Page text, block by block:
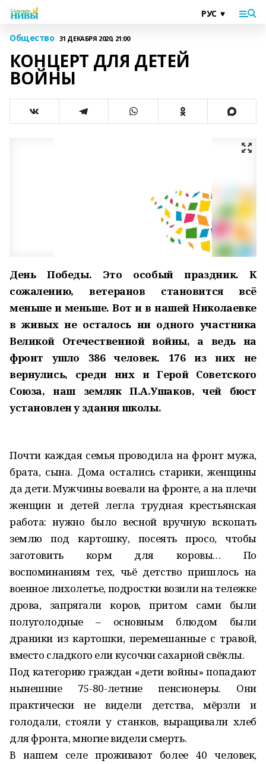
Общество 31 ДЕКАБРЯ 2020, 21:00
КОНЦЕРТ ДЛЯ ДЕТЕЙ
ВОЙНЫ
День Победы. Это особый праздник. К
сожалению, ветеранов становится всё
меньше и меньше. Вот и в нашей Николаевке
в живых не осталось ни одного участника
Великой Отечественной войны, а ведь на
фронт ушло 386 человек. 176 из них не
вернулись, среди них и Герой Советского
Союза, наш земляк П.А.Ушаков, чей бюст
установлен у здания школы.
Почти каждая семья проводила на фронт мужа,
брата, сына. Дома остались старики, женщины
да дети. Мужчины воевали на фронте, а на плечи
женщин и детей легла трудная крестьянская
работа: нужно было весной вручную вскопать
землю под картошку, посеять просо, чтобы
заготовить корм для коровы… По
воспоминаниям тех, чьё детство пришлось на
военное лихолетье, подростки возили на тележке
дрова, запрягали коров, притом сами были
полуголодные – основным блюдом были
драники из картошки, перемешанные с травой,
вместо сладкого ели кусочки сахарной свёклы.
Под категорию граждан «дети войны» попадают
нынешние 75-80-летние пенсионеры. Они
практически не видели детства, мёрзли и
голодали, стояли у станков, выращивали хлеб
для фронта, многие видели смерть.
В нашем селе проживают более 40 человек,